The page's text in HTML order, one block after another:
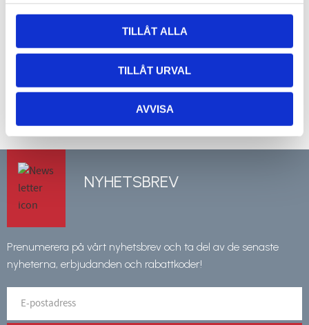
TILLÅT ALLA
TILLÅT URVAL
AVVISA
Finns i pulverlack och rostfritt
Med Språngtång All-in one sparar
13 571
NYHETSBREV
Prenumerera på vårt nyhetsbrev och ta del av de senaste
nyheterna, erbjudanden och rabattkoder!